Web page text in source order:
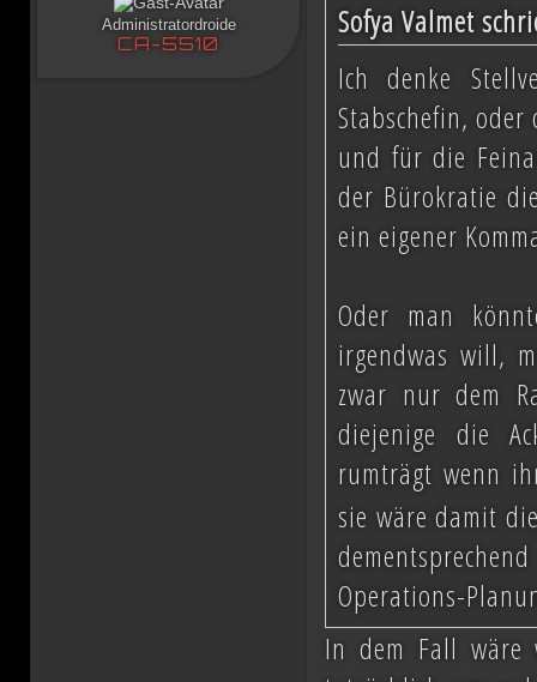
Administratordroide
CA-5510
Sofya Valmet
Ich denke
Stabschefin,
und für die
der Bürokratie
ein eigener
Oder man
irgendwas will,
zwar nur dem
diejenige die
rumträgt wenn
sie wäre damit
Operations-
In dem Fall wäre